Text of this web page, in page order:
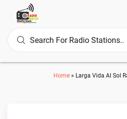
Home » Larga Vida Al Sol